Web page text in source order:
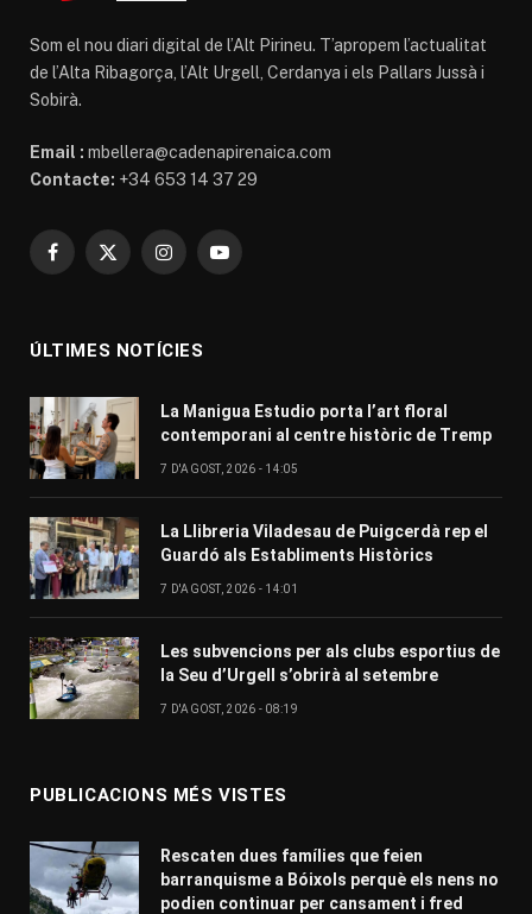
Som el nou diari digital de l’Alt Pirineu. T’apropem l’actualitat
de l’Alta Ribagorça, l’Alt Urgell, Cerdanya i els Pallars Jussà i
Sobirà.
Email : mbellera@cadenapirenaica.com
Contacte: +34 653 14 37 29
Facebook
X
InstagramYouTube
ÚLTIMES NOTÍCIES
La Manigua Estudio porta l’art floral
contemporani al centre històric de Tremp
7 D'AGOST, 2026 - 14:05
La Llibreria Viladesau de Puigcerdà rep el
Guardó als Establiments Històrics
7 D'AGOST, 2026 - 14:01
Les subvencions per als clubs esportius de
la Seu d’Urgell s’obrirà al setembre
7 D'AGOST, 2026 - 08:19
PUBLICACIONS MÉS VISTES
Rescaten dues famílies que feien
barranquisme a Bóixols perquè els nens no
podien continuar per cansament i fred